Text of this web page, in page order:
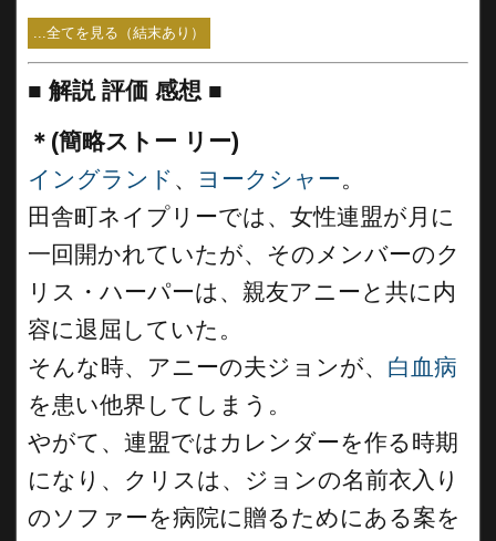
...全てを見る（結末あり）
■ 解説 評価 感想 ■
＊(簡略ストー リー)
イングランド 、 ヨークシャー。
田舎町ネイプリーでは、女性連盟が月に
一回開かれていたが、そのメンバーのク
リス・ハーパーは、親友アニーと共に内
容に退屈していた。
そんな時、アニーの夫ジョンが、 白血病
を患い他界してしまう。
やがて、連盟ではカレンダーを作る時期
になり、クリスは、ジョンの名前衣入り
のソファーを病院に贈るためにある案を